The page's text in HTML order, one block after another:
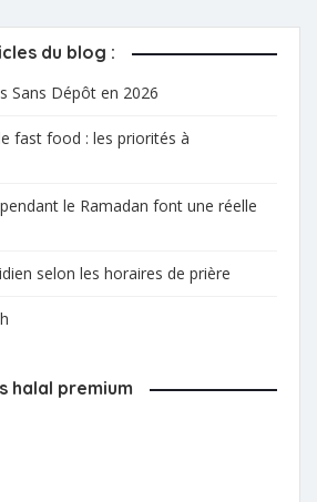
du blog :
Sans Dépôt en 2026
fast food : les priorités à
le Ramadan font une réelle
selon les horaires de prière
halal premium